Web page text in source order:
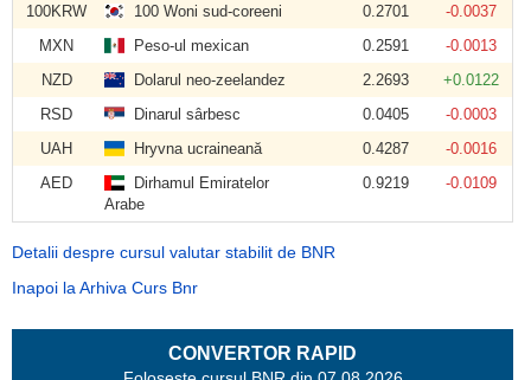
100KRW
100 Woni sud-coreeni 0.2701
-0.0037
MXN
Peso-ul mexican 0.2591
-0.0013
NZD
Dolarul neo-zeelandez 2.2693
+0.0122
RSD
Dinarul sârbesc 0.0405
-0.0003
UAH
Hryvna ucraineană 0.4287
-0.0016
AED
Dirhamul Emiratelor
Arabe
0.9219 -0.0109
Detalii despre cursul valutar stabilit de BNR
Inapoi la Arhiva Curs Bnr
CONVERTOR RAPID